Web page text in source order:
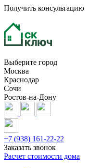
Получить консультацию
Выберите город
Москва
Краснодар
Сочи
Ростов-на-Дону
+7 (938) 161-22-22
Заказать звонок
Расчет стоимости дома